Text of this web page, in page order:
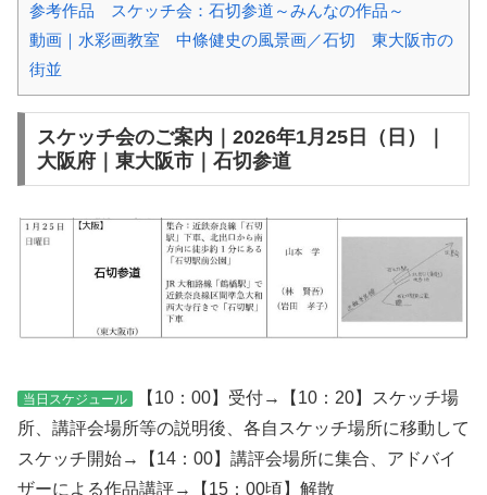
参考作品 スケッチ会：石切参道～みんなの作品～
動画｜水彩画教室 中條健史の風景画／石切 東大阪市の
街並
スケッチ会のご案内｜2026年1月25日（日）｜
大阪府｜東大阪市｜石切参道
当日スケジュール
【10：00】受付→【10：20】スケッチ場
所、講評会場所等の説明後、各自スケッチ場所に移動して
スケッチ開始→【14：00】講評会場所に集合、アドバイ
ザーによる作品講評→【15：00頃】解散